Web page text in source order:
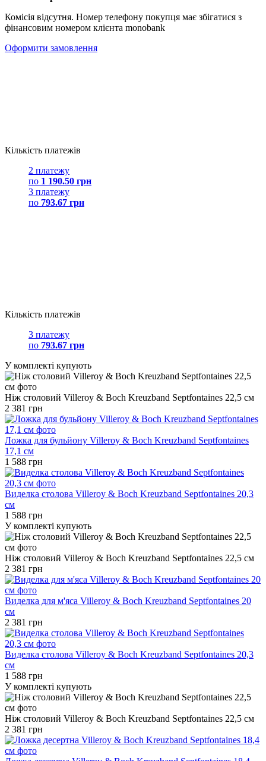
Комісія відсутня. Номер телефону покупця має збігатися з
фінансовим номером клієнта monobank
Оформити замовлення
Кількість платежів
2 платежу
по 1 190.50 грн
3 платежу
по 793.67 грн
Кількість платежів
3 платежу
по 793.67 грн
У комплекті купують
Ніж столовий Villeroy & Boch Kreuzband Septfontaines 22,5 см
2 381 грн
Ложка для бульйону Villeroy & Boch Kreuzband Septfontaines
17,1 см
1 588 грн
Виделка столова Villeroy & Boch Kreuzband Septfontaines 20,3
см
1 588 грн
У комплекті купують
Ніж столовий Villeroy & Boch Kreuzband Septfontaines 22,5 см
2 381 грн
Виделка для м'яса Villeroy & Boch Kreuzband Septfontaines 20
см
2 381 грн
Виделка столова Villeroy & Boch Kreuzband Septfontaines 20,3
см
1 588 грн
У комплекті купують
Ніж столовий Villeroy & Boch Kreuzband Septfontaines 22,5 см
2 381 грн